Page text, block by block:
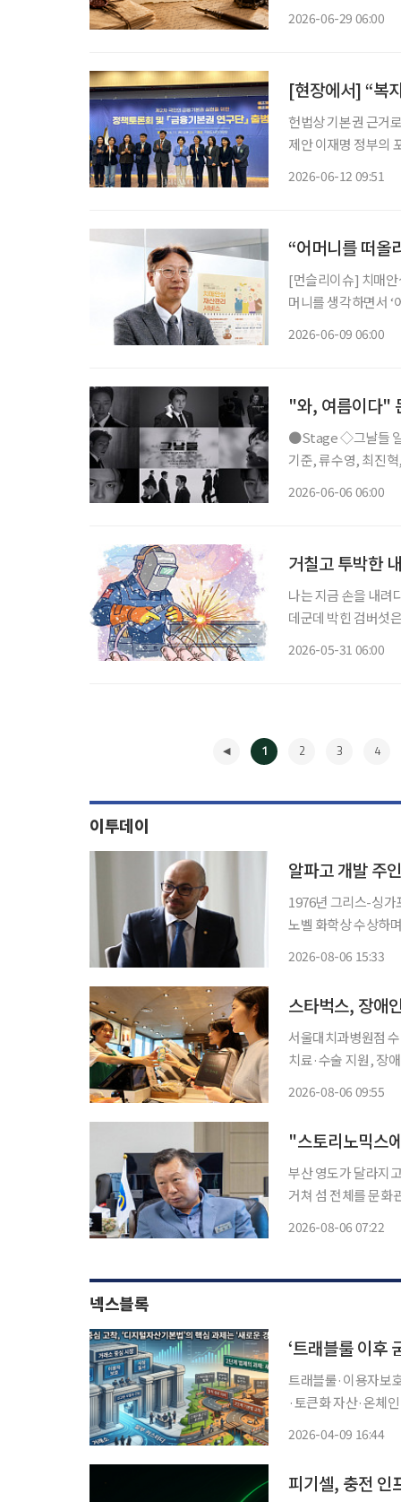
2026-06-29 06:00
헌법상 기본권 근거로 금융 접근권 보장 강
제안 이재명 정부의 포용금융 기조 속에서 금융기본권 제도화 논의가 탄력을 받을지 주목된
2026-06-12 09:51
“어머니를 떠올
[먼슬리이슈] 치매안
머니를 생각하면서 ‘어떻게
2026-06-09 06:00
"와, 여름이다"
●Stage ◇그날들 일정 6월 9일 ~ 8월 23일 장소 디큐브 링크아트센터 연출 장유정 출연 엄
기준, 류수영, 최진혁, 김정현
2026-06-06 06:00
거칠고 투박한
나는 지금 손을 내려
데군데 박힌 검버섯
2026-05-31 06:00
1 2 3 4
이투데이
알파고 개발 주
1976년 그리스-싱가
노벨 화학상 수상하며 얼
2026-08-06 15:33
스타벅스, 장애
서울대치과병원점
치료·수술 지원, 장애인 고용·인식
2026-08-06 09:55
부산 영도가 달라지고 있다. 영도다리에서 시작된 이야기가 태종대
거쳐 섬 전체를 문화관
2026-08-06 07:22
넥스블록
‘트래블룰 이후
트래블룰·이용자보
·토큰화 자산·온체
2026-04-09 16:44